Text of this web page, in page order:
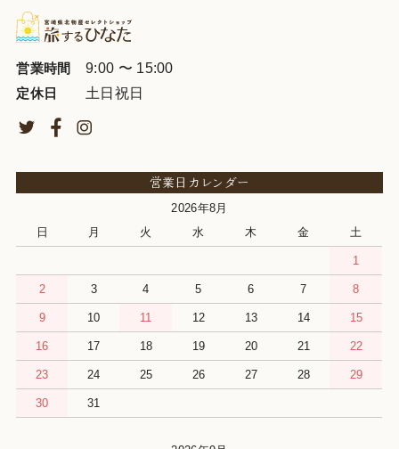
営業時間 9:00 〜 15:00
定休日 土日祝日
営業日カレンダー
2026年8月
日
月 火 水 木 金 土
1
2 3 4 5 6 7 8
9 10 11 12 13 14 15
16 17 18 19 20 21 22
23 24 25 26 27 28 29
30 31